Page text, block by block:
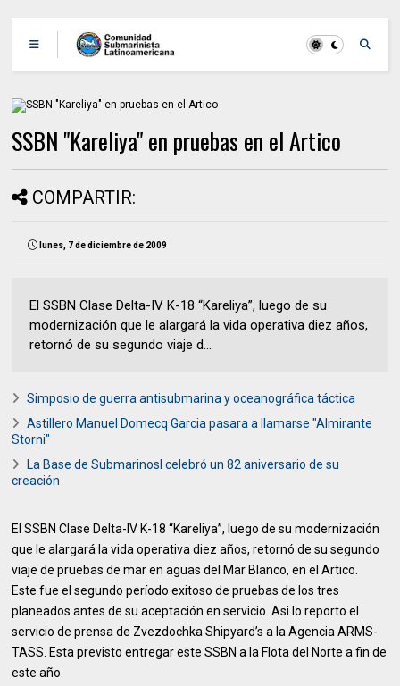
SSBN "Kareliya" en pruebas en el Artico
COMPARTIR:
lunes, 7 de diciembre de 2009
El SSBN Clase Delta-IV K-18 “Kareliya”, luego de su
modernización que le alargará la vida operativa diez años,
retornó de su segundo viaje d...
Simposio de guerra antisubmarina y oceanográfica táctica
Astillero Manuel Domecq Garcia pasara a llamarse "Almirante
Storni"
La Base de Submarinosl celebró un 82 aniversario de su
creación
El SSBN Clase Delta-IV K-18 “Kareliya”, luego de su modernización
que le alargará la vida operativa diez años, retornó de su segundo
viaje de pruebas de mar en aguas del Mar Blanco, en el Artico.
Este fue el segundo período exitoso de pruebas de los tres
planeados antes de su aceptación en servicio. Asi lo reporto el
servicio de prensa de Zvezdochka Shipyard’s a la Agencia ARMS-
TASS. Esta previsto entregar este SSBN a la Flota del Norte a fin de
este año.